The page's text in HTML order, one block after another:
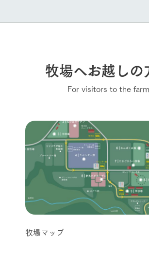
牧場へお越しの
For visitors to the farm
牧場マップ